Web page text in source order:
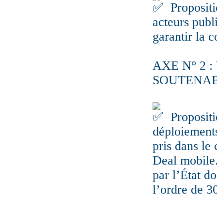
acteurs
garantir la
AXE N° 2 :
pris dans le
Deal
par l’État
l’ordre de